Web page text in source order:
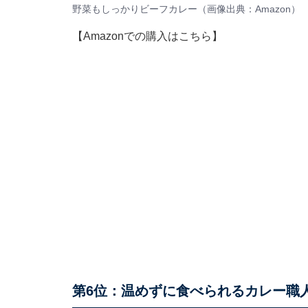
野菜もしっかりビーフカレー（画像出典： Amazon）
【Amazonでの購入はこちら】
第6位：温めずに食べられるカレー職